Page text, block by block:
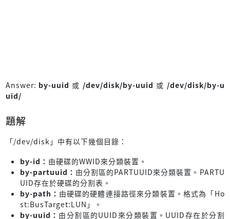
Answer: by-uuid 或 /dev/disk/by-uuid 或 /dev/disk/by-u
uid/
題解
「/dev/disk」中有以下幾個目錄：
by-id： 由硬碟的WWID來分類裝置。
by-partuuid： 由分割區的PARTUUID來分類裝置。PARTU
UID存在於硬碟的分割表。
by-path： 由硬碟的硬體連接路徑來分類裝置。格式為「Ho
st:BusTarget:LUN」。
by-uuid： 由分割區的UUID來分類裝置。UUID存在於分割